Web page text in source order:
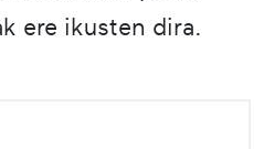
ere ikusten dira.